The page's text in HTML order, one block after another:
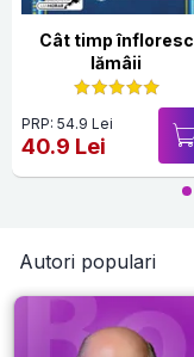
Cât timp înfloresc
lămâii
PRP: 54.9 Lei
40.9 Lei
Autori populari